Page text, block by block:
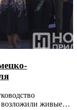
возложили живые